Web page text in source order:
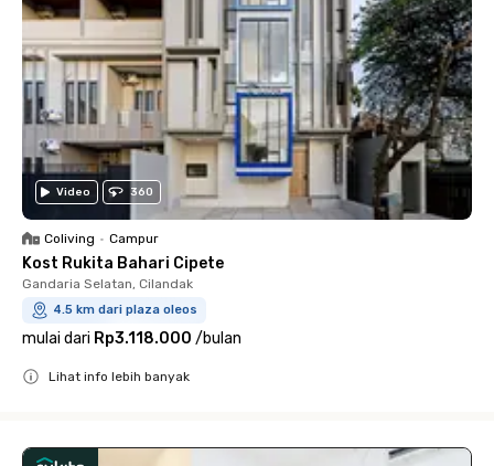
Video 360
Coliving • Campur
Kost Rukita Bahari Cipete
Gandaria Selatan, Cilandak
4.5 km dari plaza oleos
mulai dari Rp3.118.000 /bulan
Lihat info lebih banyak